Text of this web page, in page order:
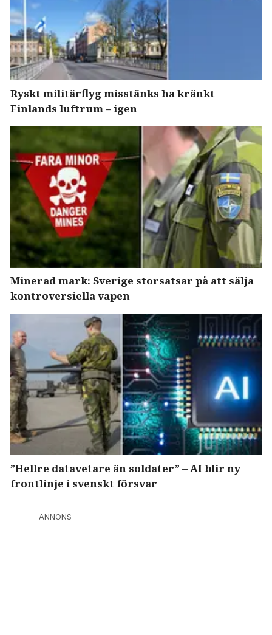
Ryskt militärflyg misstänks ha kränkt
Finlands luftrum – igen
Minerad mark: Sverige storsatsar på att sälja
kontroversiella vapen
”Hellre datavetare än soldater” – AI blir ny
frontlinje i svenskt försvar
ANNONS